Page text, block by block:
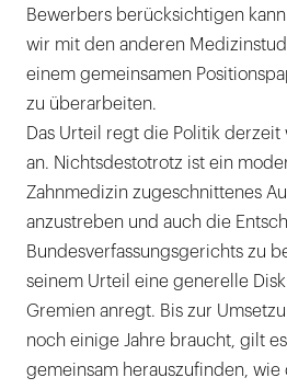
Bewerbers berücksichtigen
wir mit den anderen
einem gemeinsamen
zu überarbeiten.
Das Urteil regt die Politik
an. Nichtsdestotrotz ist ein
Zahnmedizin zugeschnittenes
anzustreben und auch die
Bundesverfassungsgerichts zu
seinem Urteil eine generelle
Gremien anregt. Bis zur
noch einige Jahre braucht, gilt
gemeinsam herauszufinden, wie